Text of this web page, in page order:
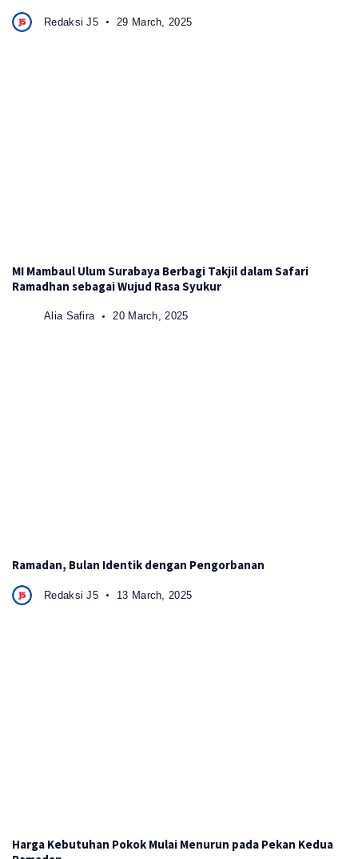
Redaksi J5 29 March, 2025
MI Mambaul Ulum Surabaya Berbagi Takjil dalam Safari
Ramadhan sebagai Wujud Rasa Syukur
Alia Safira 20 March, 2025
Ramadan, Bulan Identik dengan Pengorbanan
Redaksi J5 13 March, 2025
Harga Kebutuhan Pokok Mulai Menurun pada Pekan Kedua